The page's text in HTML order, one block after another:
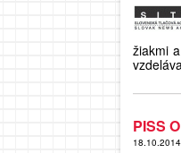
žiakmi
PISS